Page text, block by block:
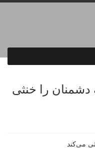
دشمنان را خنثی